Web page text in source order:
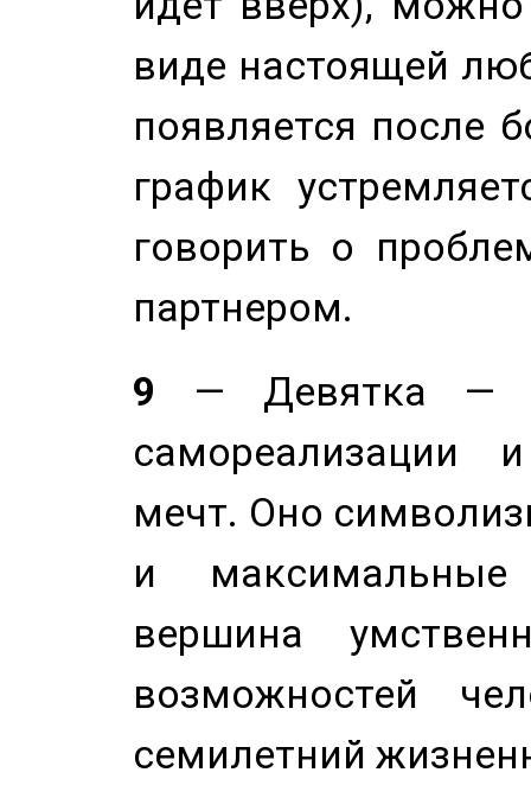
виде настоящей
появляется после
график
говорить о
партнером.
9 — Девятка —
самореализации
мечт. Оно
и
вершина
возможностей
семилетний